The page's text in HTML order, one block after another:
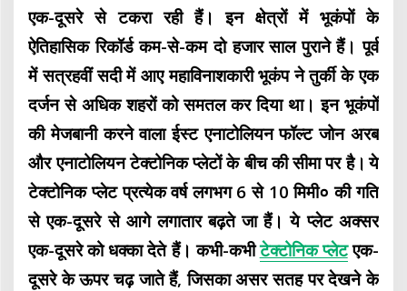
एक-दूसरे से टकरा रही हैं। इन क्षेत्रों में भूकंपों के
ऐतिहासिक रिकॉर्ड कम-से-कम दो हजार साल पुराने हैं। पूर्व
में सत्रहवीं सदी में आए महाविनाशकारी भूकंप ने तुर्की के एक
दर्जन से अधिक शहरों को समतल कर दिया था। इन भूकंपों
की मेजबानी करने वाला ईस्ट एनाटोलियन फॉल्ट जोन अरब
और एनाटोलियन टेक्टोनिक प्लेटों के बीच की सीमा पर है। ये
टेक्टोनिक प्लेट प्रत्येक वर्ष लगभग 6 से 10 मिमी० की गति
से एक-दूसरे से आगे लगातार बढ़ते जा हैं। ये प्लेट अक्सर
एक-दूसरे को धक्का देते हैं। कभी-कभीटेक्टोनिक प्लेटएक-
दूसरे के ऊपर चढ़ जाते हैं, जिसका असर सतह पर देखने के